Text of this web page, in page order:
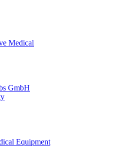
Medical
GmbH
Equipment